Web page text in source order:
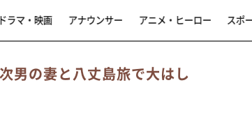
ドラマ・映画 アナウンサー アニメ・ヒーロー スポ
男の妻と八丈島旅で大はし